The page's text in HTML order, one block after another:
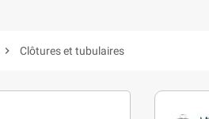
chevron_right Clôtures et tubulaires